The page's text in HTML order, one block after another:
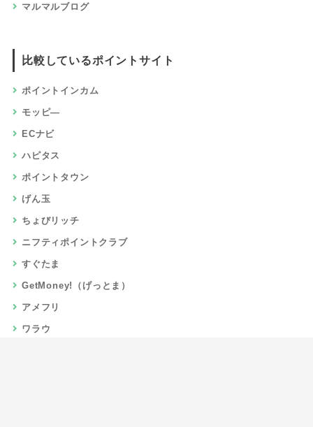
マルマルブログ
比較しているポイントサイト
ポイントインカム
モッピ―
ECナビ
ハピタス
ポイントタウン
げん玉
ちょびリッチ
ニフティポイントクラブ
すぐたま
GetMoney!（げっとま）
アメフリ
ワラウ